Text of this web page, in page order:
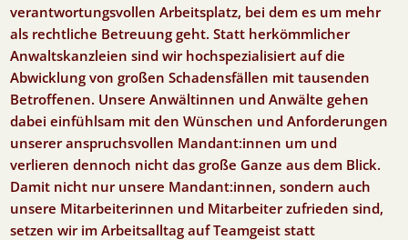
verantwortungsvollen Arbeitsplatz, bei dem es um mehr
als rechtliche Betreuung geht. Statt herkömmlicher
Anwaltskanzleien sind wir hochspezialisiert auf die
Abwicklung von großen Schadensfällen mit tausenden
Betroffenen. Unsere Anwältinnen und Anwälte gehen
dabei einfühlsam mit den Wünschen und Anforderungen
unserer anspruchsvollen Mandant:innen um und
verlieren dennoch nicht das große Ganze aus dem Blick.
Damit nicht nur unsere Mandant:innen, sondern auch
unsere Mitarbeiterinnen und Mitarbeiter zufrieden sind,
setzen wir im Arbeitsalltag auf Teamgeist statt